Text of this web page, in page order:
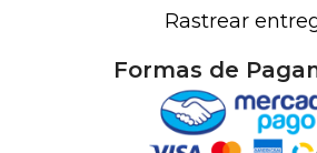
Rastrear
Formas de